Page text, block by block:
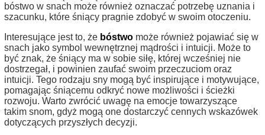
bóstwo w snach może również oznaczać potrzebę uznania i
szacunku, które śniący pragnie zdobyć w swoim otoczeniu.
Interesujące jest to, że bóstwo może również pojawiać się w
snach jako symbol wewnętrznej mądrości i intuicji. Może to
być znak, że śniący ma w sobie siłę, której wcześniej nie
dostrzegał, i powinien zaufać swoim przeczuciom oraz
intuicji. Tego rodzaju sny mogą być inspirujące i motywujące,
pomagając śniącemu odkryć nowe możliwości i ścieżki
rozwoju. Warto zwrócić uwagę na emocje towarzyszące
takim snom, gdyż mogą one dostarczyć cennych wskazówek
dotyczących przyszłych decyzji.